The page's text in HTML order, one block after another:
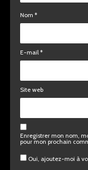
Nom *
E-mail *
Site web
Enregistrer mon nom,
pour mon prochain
Oui, ajoutez-moi à